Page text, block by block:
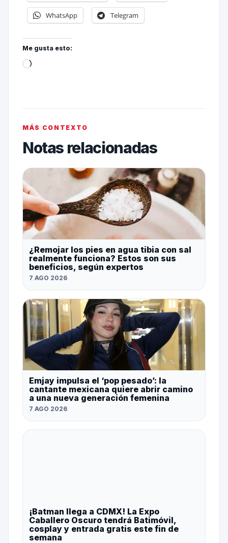
WhatsApp Telegram
Me gusta esto:
MÁS CONTEXTO
Notas relacionadas
¿Remojar los pies en agua tibia con sal
realmente funciona? Estos son sus
beneficios, según expertos
7 AGO 2026
Emjay impulsa el ‘pop pesado’: la
cantante mexicana quiere abrir camino
a una nueva generación femenina
7 AGO 2026
¡Batman llega a CDMX! La Expo
Caballero Oscuro tendrá Batimóvil,
cosplay y entrada gratis este fin de
semana